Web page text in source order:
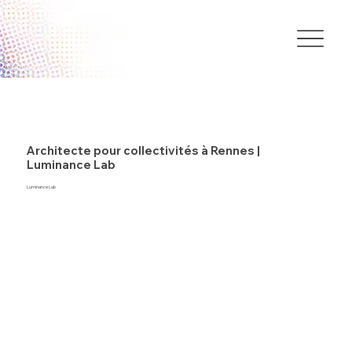
Architecte pour collectivités à Rennes |
Luminance Lab
Luminance Lab